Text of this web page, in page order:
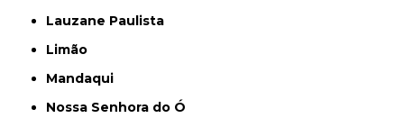
Lauzane Paulista
Limão
Mandaqui
Nossa Senhora do Ó